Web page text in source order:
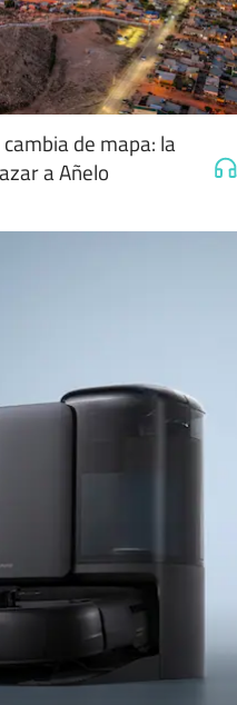
de mapa: la
a Añelo